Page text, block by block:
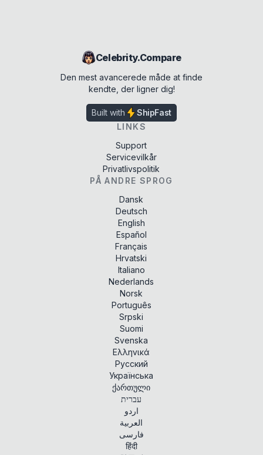
Celebrity.Compare
Den mest avancerede måde at finde
kendte, der ligner dig!
Built with
ShipFast
LINKS
Support
Servicevilkår
Privatlivspolitik
PÅ ANDRE SPROG
Dansk
Deutsch
English
Español
Français
Hrvatski
Italiano
Nederlands
Norsk
Português
Srpski
Suomi
Svenska
Ελληνικά
Русский
Українська
ქართული
עברית
اردو
العربية
فارسی
हिंदी